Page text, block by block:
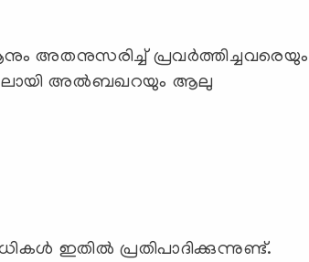
അല്‍ബഖറയും ആലു
ഇതില്‍ പ്രതിപാദിക്കുന്നുണ്ട്.